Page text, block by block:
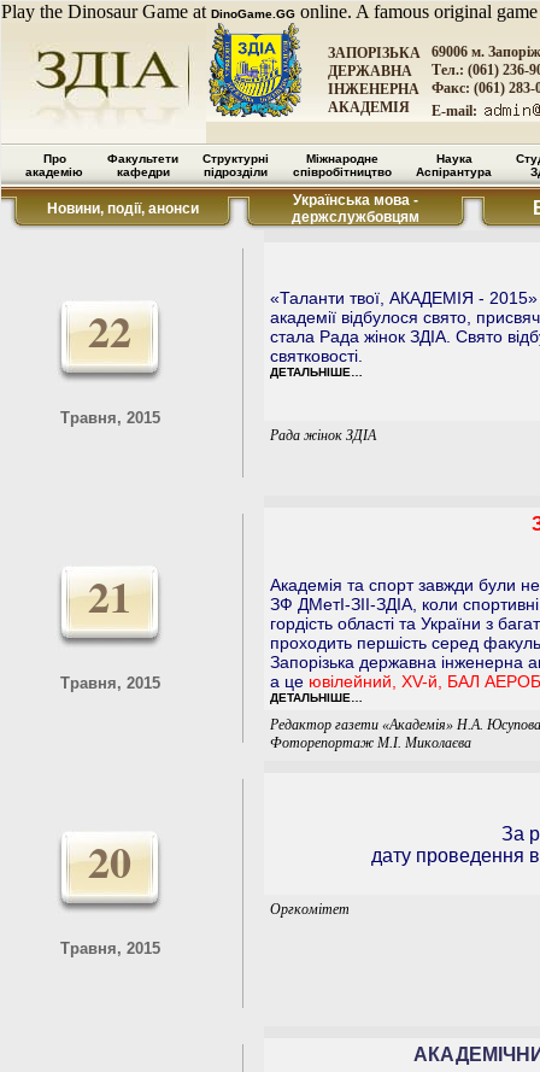
Play the Dinosaur Game at DinoGame.GG online. A famous original
ЗАПОРІЗЬКА
ДЕРЖАВНА
ІНЖЕНЕРНА
АКАДЕМІЯ
69006 м.
Тел.: (061) 236-
Факс: (061) 283-
E-mail:
Про
академію
Факультети
кафедри
Структурні
підрозділи
Міжнародне
співробітництво
Наука
Аспірантура
Новини, події, анонси
Українська мова -
держслужбовцям
22
Травня, 2015
«Таланти твої, АКАДЕМІЯ - 2015»
академії відбулося свято,
стала Рада жінок ЗДІА. Свято
святковості.
ДЕТАЛЬНІШЕ…
Рада жінок ЗДІА
21
Травня, 2015
Академія та спорт завжди були
ЗФ ДМетІ-ЗІІ-ЗДІА, коли
гордість області та України з
проходить першість серед
Запорізька державна інженерна
а це ювілейний, XV-й, БАЛ
ДЕТАЛЬНІШЕ…
Редактор газети «Академія» Н.А.
Фоторепортаж М.І. Миколаєва
20
Травня, 2015
За
дату проведення
Оргкомітет